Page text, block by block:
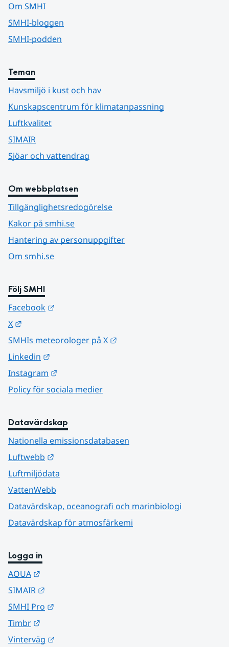
Om SMHI
SMHI-bloggen
SMHI-podden
Teman
Havsmiljö i kust och hav
Kunskapscentrum för klimatanpassning
Luftkvalitet
SIMAIR
Sjöar och vattendrag
Om webbplatsen
Tillgänglighetsredogörelse
Kakor på smhi.se
Hantering av personuppgifter
Om smhi.se
Följ SMHI
Facebook
X
SMHIs meteorologer på X
Linkedin
Instagram
Policy för sociala medier
Datavärdskap
Nationella emissionsdatabasen
Luftwebb
Luftmiljödata
VattenWebb
Datavärdskap, oceanografi och marinbiologi
Datavärdskap för atmosfärkemi
Logga in
AQUA
SIMAIR
SMHI Pro
Timbr
Vinterväg